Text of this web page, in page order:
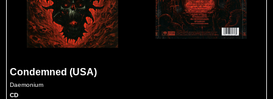
Condemned (USA)
Daemonium
CD